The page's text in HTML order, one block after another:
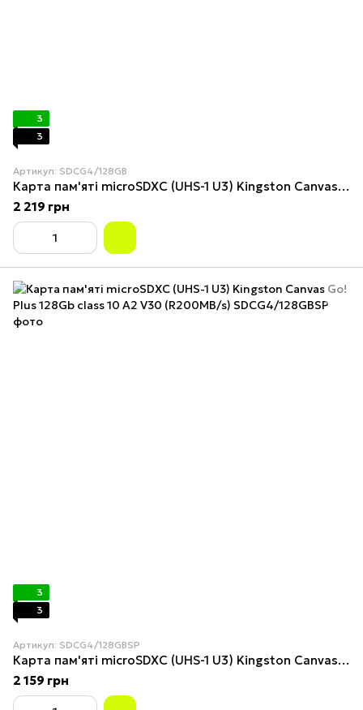
3
3
Артикул: SDCG4/128GB
Карта пам'яті microSDXC (UHS-1 U3) Kingston Canvas Go! Plus 128Gb class 10 A2 V30 (R200MB/s) (adapter SD)
2 219 грн
3
3
Артикул: SDCG4/128GBSP
Карта пам'яті microSDXC (UHS-1 U3) Kingston Canvas Go! Plus 128Gb class 10 A2 V30 (R200MB/s)
2 159 грн